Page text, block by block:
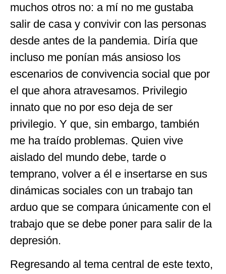
muchos otros no: a mí no me gustaba
salir de casa y convivir con las personas
desde antes de la pandemia. Diría que
incluso me ponían más ansioso los
escenarios de convivencia social que por
el que ahora atravesamos. Privilegio
innato que no por eso deja de ser
privilegio. Y que, sin embargo, también
me ha traído problemas. Quien vive
aislado del mundo debe, tarde o
temprano, volver a él e insertarse en sus
dinámicas sociales con un trabajo tan
arduo que se compara únicamente con el
trabajo que se debe poner para salir de la
depresión.
Regresando al tema central de este texto,